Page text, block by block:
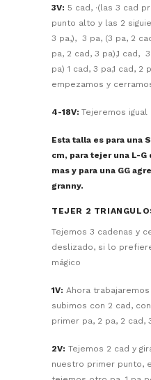
3V: 5 cad, ·(las 3 cad
punto alto y las 2
3 pa,), 3 pa, (3 pa, 2
pa, 2 cad, 3 pa),1 cad,
pa) 1 cad, 3 pa,1 cad, 2
empezamos y
4-18V: Tejeremos
Esta talla es para una
cm, para tejer una L-G
mas y para una GG
granny.
TEJER 2
Tejemos 3 cadenas y
deslizado, si lo
mágico
1V: Ahora
subimos con 2 cad,
primer pa, 2 pa, 2 cad,
2V: Tejemos 2 cad y
nuestro primer punto,